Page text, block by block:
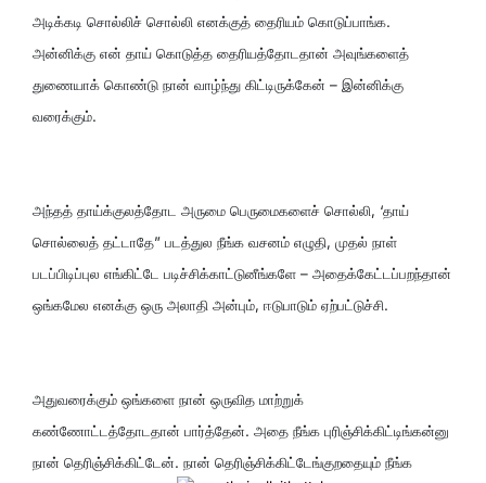
அடிக்கடி சொல்லிச் சொல்லி எனக்குத் தைரியம் கொடுப்பாங்க.
அன்னிக்கு என் தாய் கொடுத்த தைரியத்தோடதான் அவுங்களைத்
துணையாக் கொண்டு நான் வாழ்ந்து கிட்டிருக்கேன் – இன்னிக்கு
வரைக்கும்.
அந்தத் தாய்க்குலத்தோட அருமை பெருமைகளைச் சொல்லி, ‘தாய்
சொல்லைத் தட்டாதே” படத்துல நீங்க வசனம் எழுதி, முதல் நாள்
படப்பிடிப்புல எங்கிட்டே படிச்சிக்காட்டுனீங்களே – அதைக்கேட்டப்பறந்தான்
ஒங்கமேல எனக்கு ஒரு அலாதி அன்பும், ஈடுபாடும் ஏற்பட்டுச்சி.
அதுவரைக்கும் ஒங்களை நான் ஒருவித மாற்றுக்
கண்ணோட்டத்தோடதான் பார்த்தேன். அதை நீங்க புரிஞ்சிக்கிட்டிங்கன்னு
நான் தெரிஞ்சிக்கிட்டேன். நான் தெரிஞ்சிக்கிட்டேங்குறதையும் நீங்க